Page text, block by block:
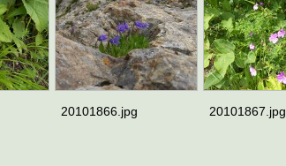
20101866.jpg 20101867.jpg